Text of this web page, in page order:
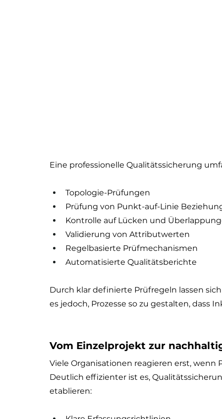
Eine professionelle Qualitätssicherung
Topologie-Prüfungen
Prüfung von Punkt-auf-Linie
Kontrolle auf Lücken und
Validierung von Attributwerten
Regelbasierte Prüfmechanismen
Automatisierte Qualitätsberichte
Durch klar definierte Prüfregeln lassen
es jedoch, Prozesse so zu gestalten, dass
Vom Einzelprojekt zur
Viele Organisationen reagieren erst, wenn
Deutlich effizienter ist es,
etablieren: